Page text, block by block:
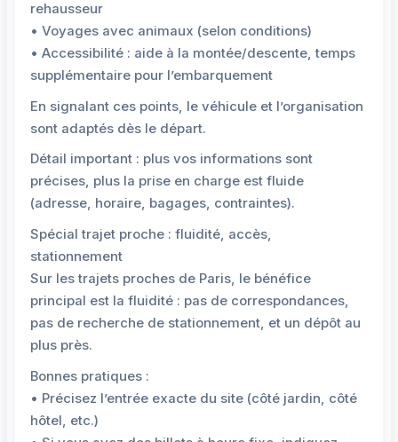
rehausseur
• Voyages avec animaux (selon conditions)
• Accessibilité : aide à la montée/descente, temps
supplémentaire pour l’embarquement
En signalant ces points, le véhicule et l’organisation
sont adaptés dès le départ.
Détail important : plus vos informations sont
précises, plus la prise en charge est fluide
(adresse, horaire, bagages, contraintes).
Spécial trajet proche : fluidité, accès,
stationnement
Sur les trajets proches de Paris, le bénéfice
principal est la fluidité : pas de correspondances,
pas de recherche de stationnement, et un dépôt au
plus près.
Bonnes pratiques :
• Précisez l’entrée exacte du site (côté jardin, côté
hôtel, etc.)